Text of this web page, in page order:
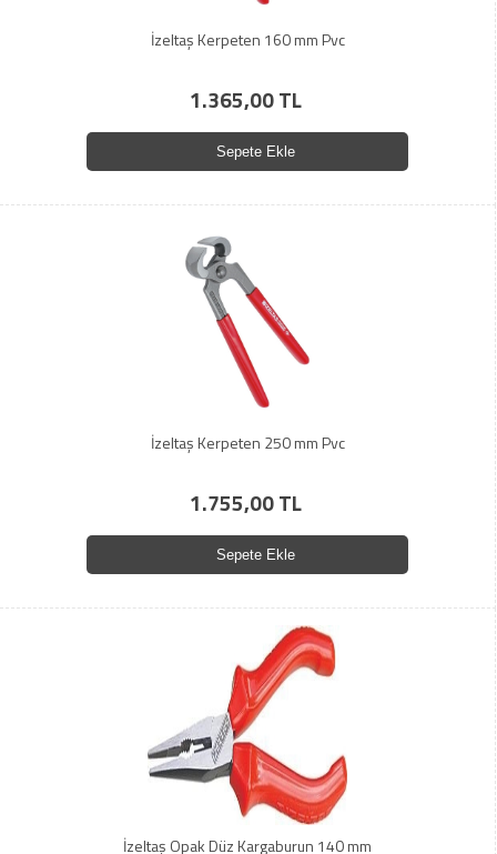
İzeltaş Kerpeten 160 mm Pvc
1.365,00 TL
Sepete Ekle
İzeltaş Kerpeten 250 mm Pvc
1.755,00 TL
Sepete Ekle
İzeltaş Opak Düz Kargaburun 140 mm